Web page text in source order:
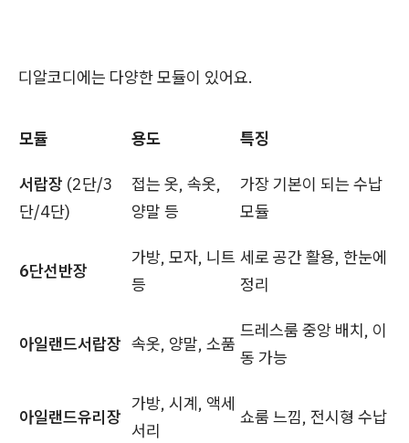
디알코디에는 다양한 모듈이 있어요.
모듈 용도 특징
서랍장 (2단/3
단/4단)
접는 옷, 속옷,
양말 등
가장 기본이 되는 수납
모듈
6단선반장
가방, 모자, 니트
등
세로 공간 활용, 한눈에
정리
아일랜드서랍장 속옷, 양말, 소품
드레스룸 중앙 배치, 이
동 가능
아일랜드유리장
가방, 시계, 액세
서리
쇼룸 느낌, 전시형 수납